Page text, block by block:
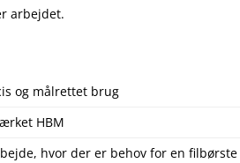
arbejdet.
og målrettet brug
HBM
hvor der er behov for en filbørste